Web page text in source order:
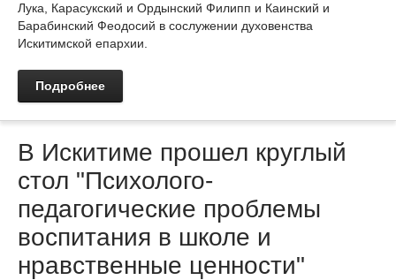
Лука, Карасукский и Ордынский Филипп и Каинский и
Барабинский Феодосий в сослужении духовенства
Искитимской епархии.
Подробнее
В Искитиме прошел круглый
стол "Психолого-
педагогические проблемы
воспитания в школе и
нравственные ценности"